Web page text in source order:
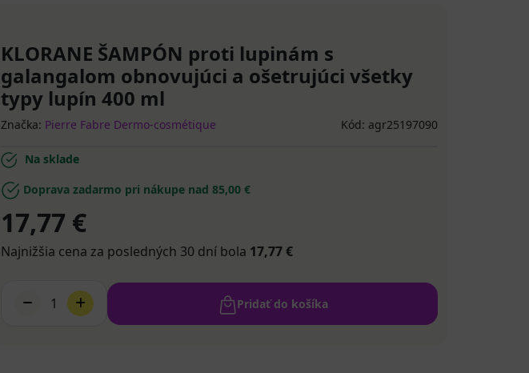
KLORANE ŠAMPÓN proti lupinám s
galangalom obnovujúci a ošetrujúci všetky
typy lupín 400 ml
Značka: Pierre Fabre Dermo-cosmétique Kód: agr25197090
Na sklade
Doprava zadarmo pri nákupe nad 85,00 €
17,77 €
Najnižšia cena za posledných 30 dní bola 17,77 €
1 Pridať do košíka